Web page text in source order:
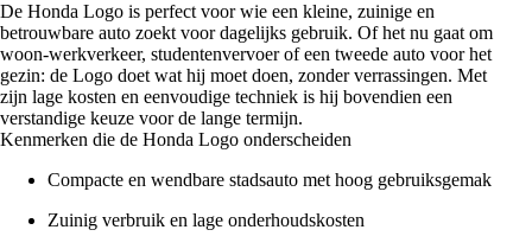
De Honda Logo is perfect voor wie een kleine, zuinige en
betrouwbare auto zoekt voor dagelijks gebruik. Of het nu gaat om
woon-werkverkeer, studentenvervoer of een tweede auto voor het
gezin: de Logo doet wat hij moet doen, zonder verrassingen. Met
zijn lage kosten en eenvoudige techniek is hij bovendien een
verstandige keuze voor de lange termijn.
Kenmerken die de Honda Logo onderscheiden
Compacte en wendbare stadsauto met hoog gebruiksgemak
Zuinig verbruik en lage onderhoudskosten